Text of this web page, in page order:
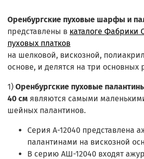
Оренбургские пуховые шарфы и
представлены в каталоге Фабрики
пуховых платков
на шелковой, вискозной,
основе, и делятся на три основных
1) Оренбургские пуховые
40 см являются самыми
шейных палантинов.
Серия А-12040 представлена
палантинами на вискозной
В серию АШ-12040 входят